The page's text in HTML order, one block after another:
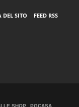
DEL SITO
FEED RSS
SHOP PGCASA